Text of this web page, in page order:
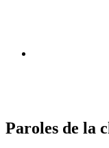
Paroles de la